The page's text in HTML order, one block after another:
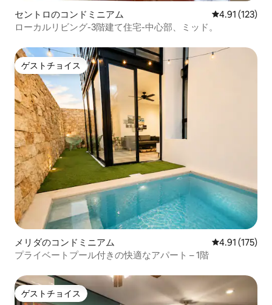
セントロのコンドミニアム レビュー123
4.91 (123)
ローカルリビング-3階建て住宅-中心部、ミッド。
ゲストチョイス
ゲストチョイス
メリダのコンドミニアム レビュー175
4.91 (175)
プライベートプール付きの快適なアパート – 1階
ゲストチョイス
ゲストチョイス